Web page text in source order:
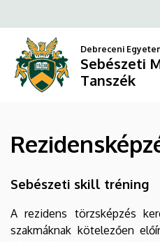
Sebészeti
Műtéttani
Tanszék
a
tartalomra
Debreceni
Sebészeti
Tanszék
Sebészeti skill tréning
A rezidens törzsképzés
szakmáknak kötelezően